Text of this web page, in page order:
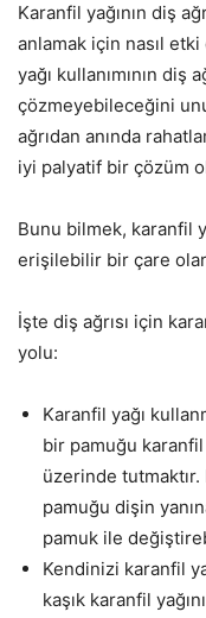
Karanfil yağının diş
anlamak için nasıl
yağı kullanımının diş
çözmeyebileceğini
ağrıdan anında
iyi palyatif bir çözüm
Bunu bilmek, karanfil
erişilebilir bir çare
İşte diş ağrısı için
yolu:
Karanfil yağı
bir pamuğu karanfil
üzerinde tutmaktır.
pamuğu dişin
pamuk ile
Kendinizi karanfil
kaşık karanfil